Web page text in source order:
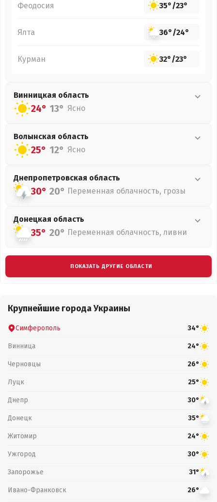
Феодосия 35°/23°
Ялта 36°/24°
Курман 32°/23°
Винницкая область
24° 13° Ясно
Волынская область
25° 12° Ясно
Днепропетровская область
30° 20° Переменная облачность, грозы
Донецкая область
35° 20° Переменная облачность, ливни
ПОКАЗАТЬ ДРУГИЕ ОБЛАСТИ
Крупнейшие города Украины
Симферополь 34°
Винница 24°
Черновцы 26°
Луцк 25°
Днепр 30°
Донецк 35°
Житомир 24°
Ужгород 30°
Запорожье 31°
Ивано-Франковск 26°